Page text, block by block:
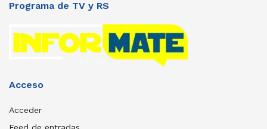
Programa de TV y RS
Acceso
Acceder